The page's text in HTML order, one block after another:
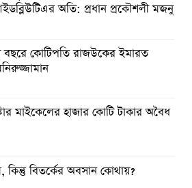
অতি: প্রধান প্রকৌশলী মজনু
বছরে কোটিপতি রাজউকের ইমারত
মাইকেলের হাজার কোটি টাকার অবৈধ
কিন্তু বিতর্কের অবসান কোথায়?